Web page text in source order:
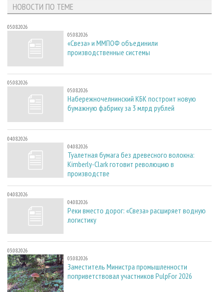
НОВОСТИ ПО ТЕМЕ
05.08.2026
05.08.2026
«Свеза» и ММПОФ объединили
производственные системы
05.08.2026
05.08.2026
Набережночелнинский КБК построит новую
бумажную фабрику за 3 млрд рублей
04.08.2026
04.08.2026
Туалетная бумага без древесного волокна:
Kimberly-Clark готовит революцию в
производстве
04.08.2026
04.08.2026
Реки вместо дорог: «Свеза» расширяет водную
логистику
03.08.2026
03.08.2026
Заместитель Министра промышленности
поприветствовал участников PulpFor 2026